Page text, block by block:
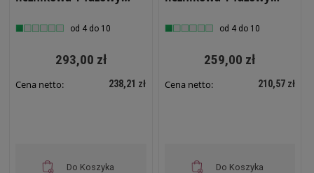
modułów IP31
zamkiem i szybą RL 1F
od 4 do 10
293,00 zł
Cena netto: 238,21 zł
Do Koszyka
modułów IP31
zamkiem RL 1F 6E Z
od 4 do 10
259,00 zł
Cena netto: 210,57 zł
Do Koszyka